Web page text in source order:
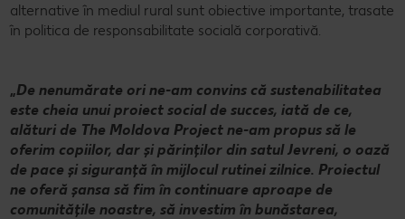
alternative în mediul rural sunt obiective importante, trasate
în politica de responsabilitate socială corporativă.
„De nenumărate ori ne-am convins că sustenabilitatea
este cheia unui proiect social de succes, iată de ce,
alături de The Moldova Project ne-am propus să le
oferim copiilor, dar și părinților din satul Jevreni, o oază
de pace și siguranță în mijlocul rutinei zilnice. Proiectul
ne oferă șansa să fim în continuare aproape de
comunitățile noastre, să investim în bunăstarea,